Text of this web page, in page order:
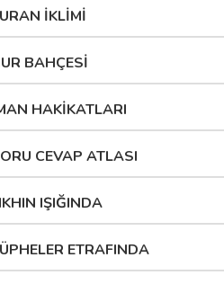
İKLİMİ
BAHÇESİ
HAKİKATLARI
CEVAP ATLASI
IŞIĞINDA
ETRAFINDA